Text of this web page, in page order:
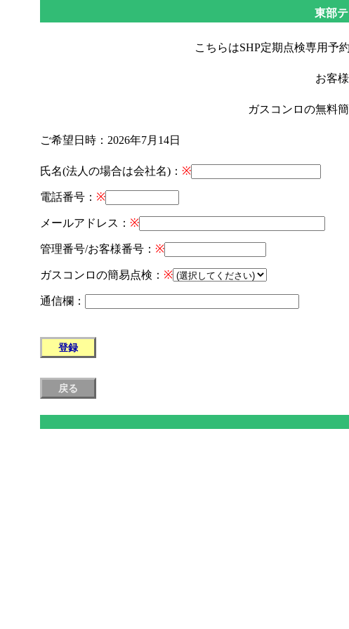
東部
こちらはSHP定期点検専用予
お客
ガスコンロの無料
ご希望日時： 2026年7月14日
氏名(法人の場合は会社名)： ※
電話番号： ※
メールアドレス： ※
管理番号/お客様番号： ※
ガスコンロの簡易点検： ※
通信欄：